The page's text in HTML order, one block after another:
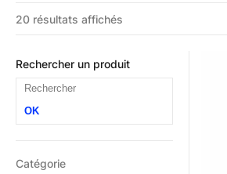
20 résultats affichés
Rechercher un produit
OK
Catégorie